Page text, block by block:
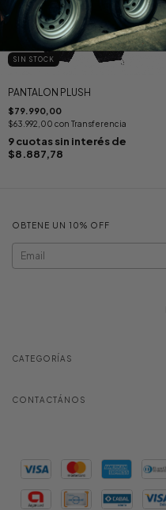
SIN STOCK
PANTALON PLUSH
$79.990,00
$63.992,00 con Transferencia
9cuotas sin interés de
$8.887,78
OBTENE UN 10% OFF
CATEGORÍAS
CONTACTÁNOS